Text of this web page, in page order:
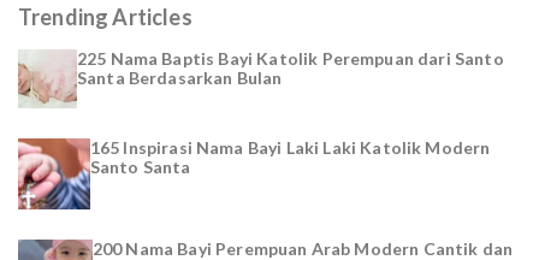
Trending Articles
225 Nama Baptis Bayi Katolik Perempuan dari Santo
Santa Berdasarkan Bulan
165 Inspirasi Nama Bayi Laki Laki Katolik Modern
Santo Santa
200 Nama Bayi Perempuan Arab Modern Cantik dan